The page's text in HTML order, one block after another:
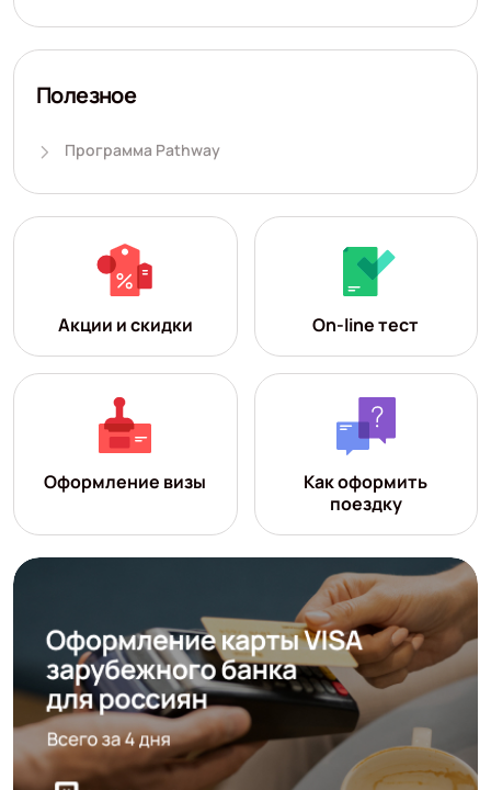
Полезное
Программа Pathway
Акции и скидки On-line тест
Оформление визы
Как оформить
поездку